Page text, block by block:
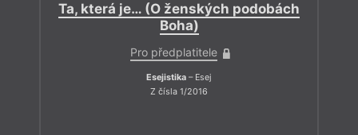
Ta, která je… (O ženských podobách
Boha)
Pro předplatitele
Esejistika – Esej
Z čísla 1/2016